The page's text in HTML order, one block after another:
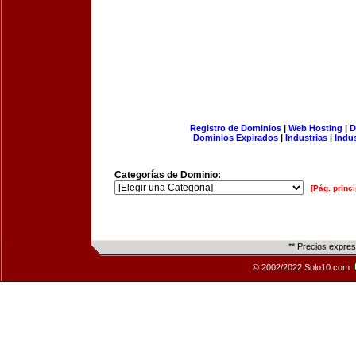
Registro de Dominios| Web Hosting |
Dominios Expirados | Industrias |
Categorías de Dominio:
[Pág.
** Precios
© 2002/2022 Solo10.com